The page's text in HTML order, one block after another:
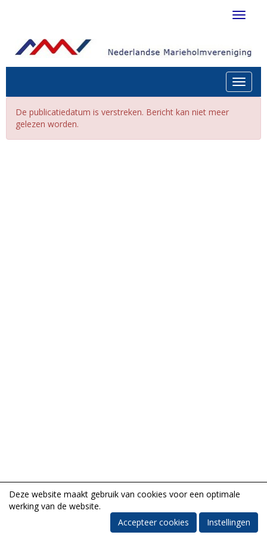
Toggle
De publicatiedatum is verstreken. Bericht kan niet meer
gelezen worden.
Deze website maakt gebruik van cookies voor een optimale
werking van de website.
Accepteer cookies
Instellingen